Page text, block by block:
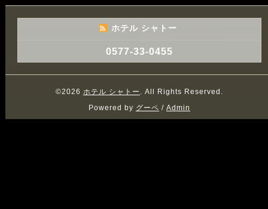
ホテル シャトー
0577-33-0455
©2026 ホテル シャトー . All Rights Reserved.
Powered by グーペ / Admin